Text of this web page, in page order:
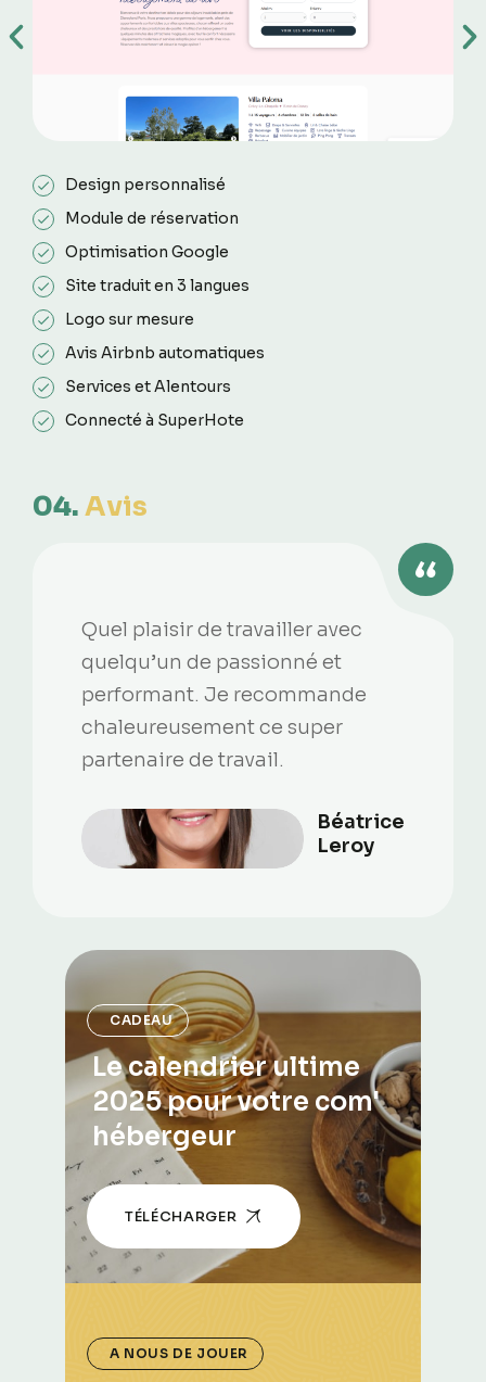
Design personnalisé
Module de réservation
Optimisation Google
Site traduit en 3 langues
Logo sur mesure
Avis Airbnb automatiques
Services et Alentours
Connecté à SuperHote
04.Avis
Quel plaisir de travailler avec
quelqu’un de passionné et
performant. Je recommande
chaleureusement ce super
partenaire de travail.
Béatrice
Leroy
CADEAU
Le calendrier ultime
2025 pour votre com'
hébergeur
TÉLÉCHARGER
A NOUS DE JOUER